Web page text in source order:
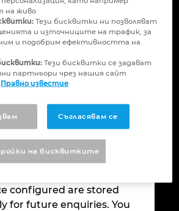
за да се покаже
видеото.
are created and managed
Solution Center on the
configured are stored
for future enquiries. You
отчети
за класни стаи
за студенти
Apps
на живо
Тези бисквитки ни позволяват
и източниците на трафик, за
и подобрим ефективността на
Тези бисквитки се задават
партньори чрез нашия сайт
Правно известие
Съгласявам се
на бисквитките